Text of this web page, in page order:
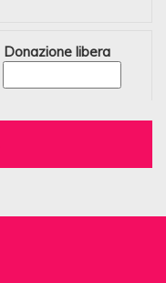
Donazione libera